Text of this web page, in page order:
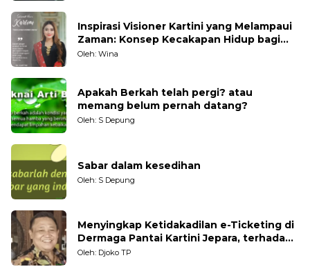
Inspirasi Visioner Kartini yang Melampaui
Zaman: Konsep Kecakapan Hidup bagi
Generasi Muda
Oleh: Wina
Apakah Berkah telah pergi? atau
memang belum pernah datang?
Oleh: S Depung
Sabar dalam kesedihan
Oleh: S Depung
Menyingkap Ketidakadilan e-Ticketing di
Dermaga Pantai Kartini Jepara, terhadap
Nelayan Tradisional
Oleh: Djoko TP